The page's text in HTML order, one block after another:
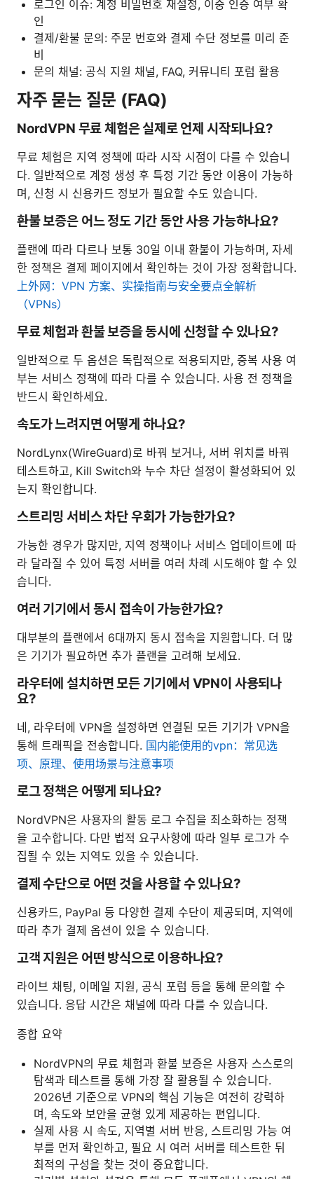
로그인 이슈: 계정 비밀번호 재설정, 이중 인증 여부 확
인
결제/환불 문의: 주문 번호와 결제 수단 정보를 미리 준
비
문의 채널: 공식 지원 채널, FAQ, 커뮤니티 포럼 활용
자주 묻는 질문 (FAQ)
NordVPN 무료 체험은 실제로 언제 시작되나요?
무료 체험은 지역 정책에 따라 시작 시점이 다를 수 있습니
다. 일반적으로 계정 생성 후 특정 기간 동안 이용이 가능하
며, 신청 시 신용카드 정보가 필요할 수도 있습니다.
환불 보증은 어느 정도 기간 동안 사용 가능하나요?
플랜에 따라 다르나 보통 30일 이내 환불이 가능하며, 자세
한 정책은 결제 페이지에서 확인하는 것이 가장 정확합니다.
上外网：VPN 方案、实操指南与安全要点全解析
（VPNs）
무료 체험과 환불 보증을 동시에 신청할 수 있나요?
일반적으로 두 옵션은 독립적으로 적용되지만, 중복 사용 여
부는 서비스 정책에 따라 다를 수 있습니다. 사용 전 정책을
반드시 확인하세요.
속도가 느려지면 어떻게 하나요?
NordLynx(WireGuard)로 바꿔 보거나, 서버 위치를 바꿔
테스트하고, Kill Switch와 누수 차단 설정이 활성화되어 있
는지 확인합니다.
스트리밍 서비스 차단 우회가 가능한가요?
가능한 경우가 많지만, 지역 정책이나 서비스 업데이트에 따
라 달라질 수 있어 특정 서버를 여러 차례 시도해야 할 수 있
습니다.
여러 기기에서 동시 접속이 가능한가요?
대부분의 플랜에서 6대까지 동시 접속을 지원합니다. 더 많
은 기기가 필요하면 추가 플랜을 고려해 보세요.
라우터에 설치하면 모든 기기에서 VPN이 사용되나
요?
네, 라우터에 VPN을 설정하면 연결된 모든 기기가 VPN을
통해 트래픽을 전송합니다. 国内能使用的vpn：常见选
项、原理、使用场景与注意事项
로그 정책은 어떻게 되나요?
NordVPN은 사용자의 활동 로그 수집을 최소화하는 정책
을 고수합니다. 다만 법적 요구사항에 따라 일부 로그가 수
집될 수 있는 지역도 있을 수 있습니다.
결제 수단으로 어떤 것을 사용할 수 있나요?
신용카드, PayPal 등 다양한 결제 수단이 제공되며, 지역에
따라 추가 결제 옵션이 있을 수 있습니다.
고객 지원은 어떤 방식으로 이용하나요?
라이브 채팅, 이메일 지원, 공식 포럼 등을 통해 문의할 수
있습니다. 응답 시간은 채널에 따라 다를 수 있습니다.
종합 요약
NordVPN의 무료 체험과 환불 보증은 사용자 스스로의
탐색과 테스트를 통해 가장 잘 활용될 수 있습니다.
2026년 기준으로 VPN의 핵심 기능은 여전히 강력하
며, 속도와 보안을 균형 있게 제공하는 편입니다.
실제 사용 시 속도, 지역별 서버 반응, 스트리밍 가능 여
부를 먼저 확인하고, 필요 시 여러 서버를 테스트한 뒤
최적의 구성을 찾는 것이 중요합니다.